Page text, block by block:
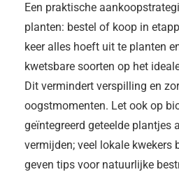
Een praktische
planten: bestel of koop in
keer alles hoeft uit te planten
kwetsbare soorten op het
Dit vermindert verspilling en
oogstmomenten. Let ook op
geïntegreerd geteelde plantjes
vermijden; veel lokale kwekers
geven tips voor natuurlijke